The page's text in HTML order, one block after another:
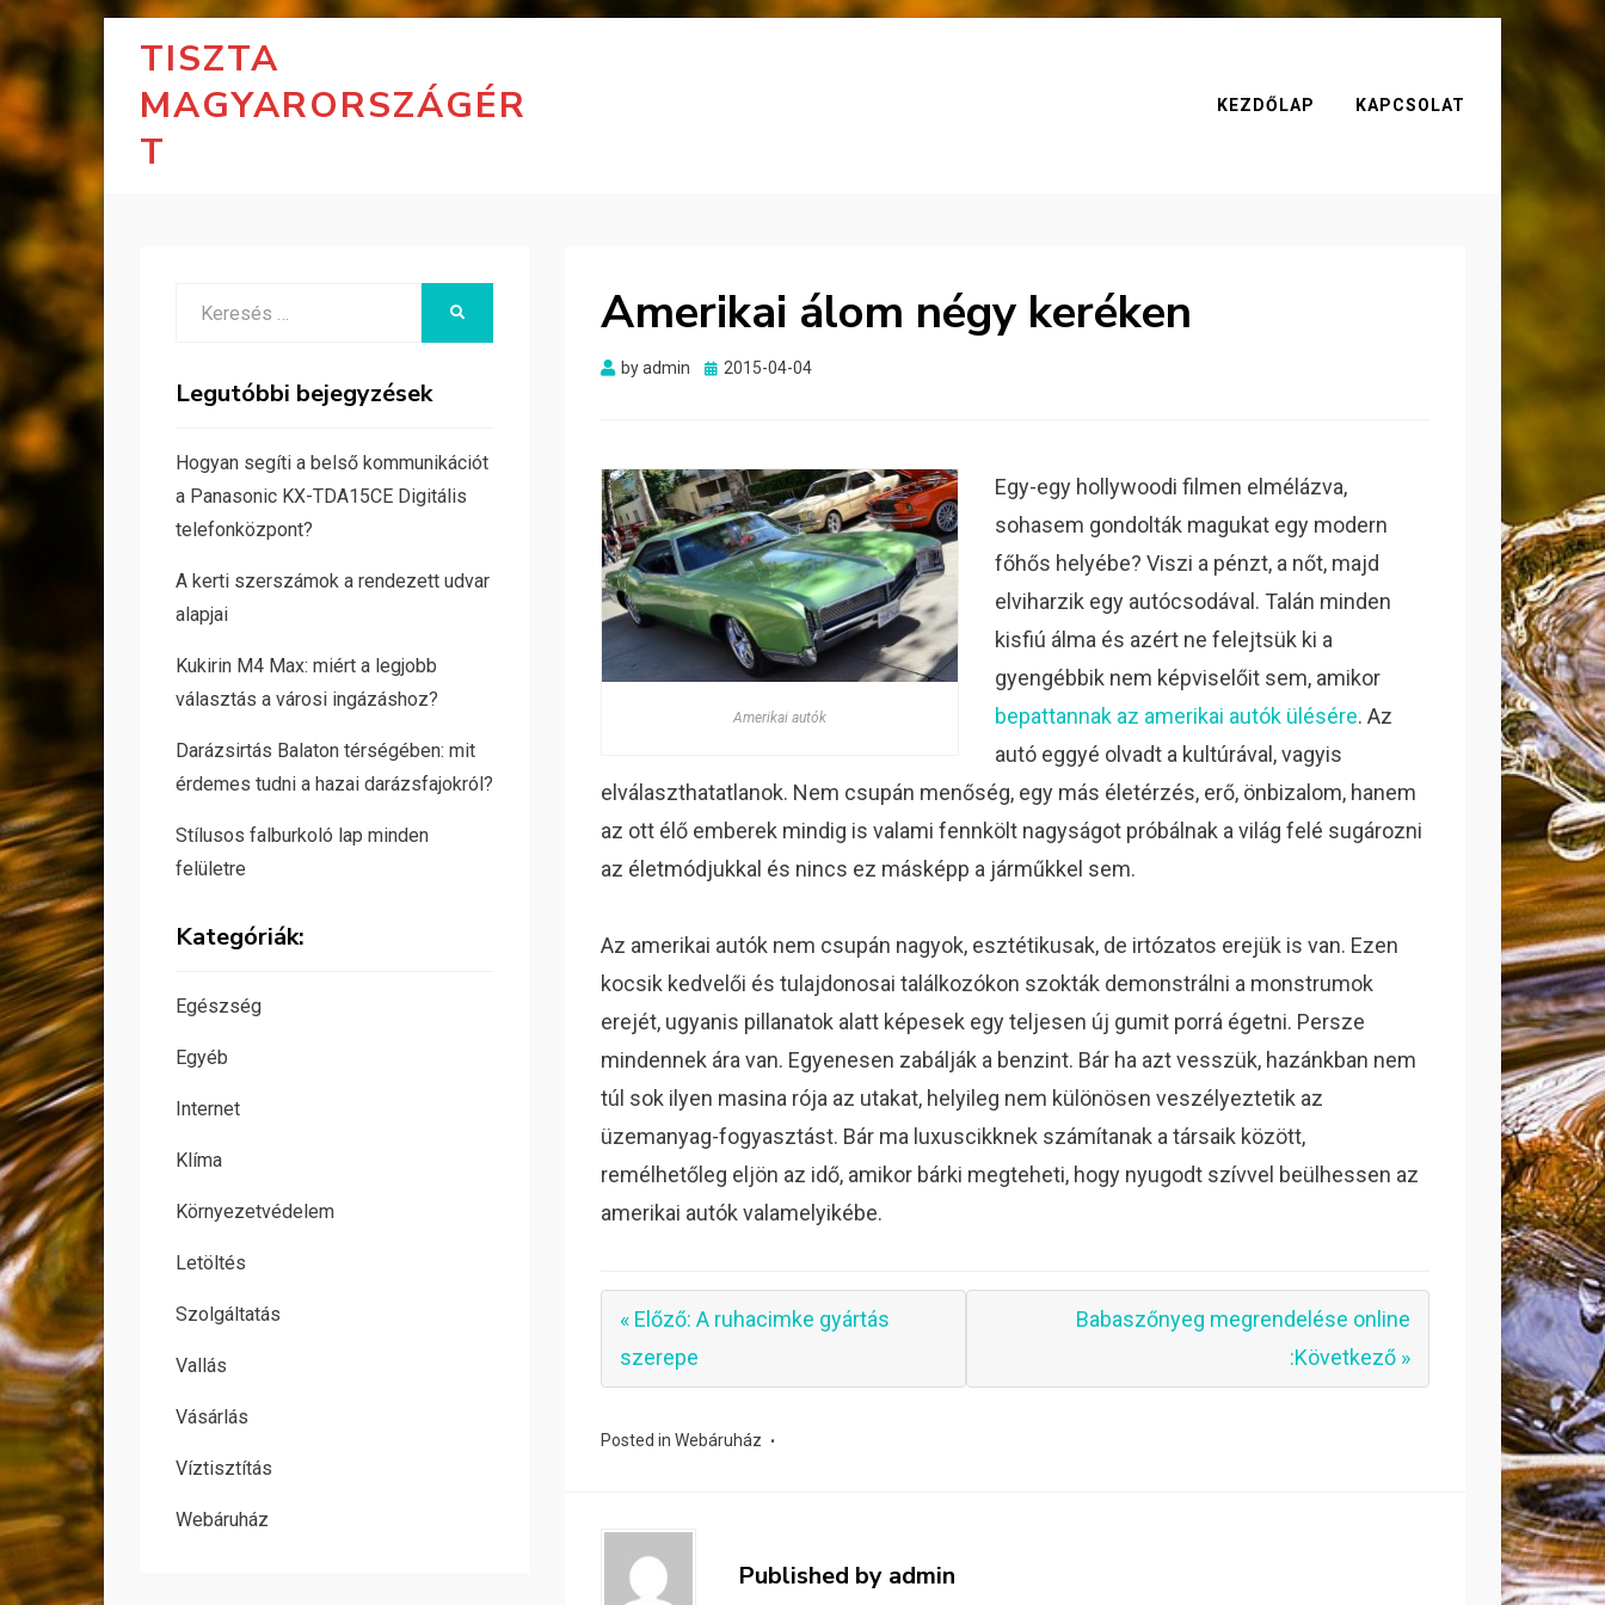
TISZTA
MAGYARORSZÁGÉR
T
KEZDŐLAP KAPCSOLAT
Amerikai álom négy keréken
byadmin
Posted
2015-04-04
Amerikai autók
Egy-egy hollywoodi filmen elmélázva,
sohasem gondolták magukat egy modern
főhős helyébe? Viszi a pénzt, a nőt, majd
elviharzik egy autócsodával. Talán minden
kisfiú álma és azért ne felejtsük ki a
gyengébbik nem képviselőit sem, amikor
bepattannak az amerikai autók ülésére. Az
autó eggyé olvadt a kultúrával, vagyis
elválaszthatatlanok. Nem csupán menőség, egy más életérzés, erő, önbizalom, hanem
az ott élő emberek mindig is valami fennkölt nagyságot próbálnak a világ felé sugározni
az életmódjukkal és nincs ez másképp a járműkkel sem.
Az amerikai autók nem csupán nagyok, esztétikusak, de irtózatos erejük is van. Ezen
kocsik kedvelői és tulajdonosai találkozókon szokták demonstrálni a monstrumok
erejét, ugyanis pillanatok alatt képesek egy teljesen új gumit porrá égetni. Persze
mindennek ára van. Egyenesen zabálják a benzint. Bár ha azt vesszük, hazánkban nem
túl sok ilyen masina rója az utakat, helyileg nem különösen veszélyeztetik az
üzemanyag-fogyasztást. Bár ma luxuscikknek számítanak a társaik között,
remélhetőleg eljön az idő, amikor bárki megteheti, hogy nyugodt szívvel beülhessen az
amerikai autók valamelyikébe.
« Előző: A ruhacimke gyártás
szerepe
Babaszőnyeg megrendelése online
:Következő »
Posted inWebáruház
Published by admin
Legutóbbi bejegyzések
Hogyan segíti a belső kommunikációt
a Panasonic KX-TDA15CE Digitális
telefonközpont?
A kerti szerszámok a rendezett udvar
alapjai
Kukirin M4 Max: miért a legjobb
választás a városi ingázáshoz?
Darázsirtás Balaton térségében: mit
érdemes tudni a hazai darázsfajokról?
Stílusos falburkoló lap minden
felületre
Kategóriák:
Egészség
Egyéb
Internet
Klíma
Környezetvédelem
Letöltés
Szolgáltatás
Vallás
Vásárlás
Víztisztítás
Webáruház